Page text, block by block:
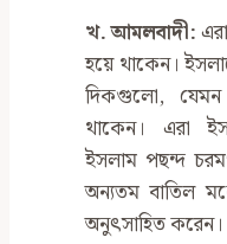
খ. আমলবাদী:
হয়ে থাকেন।
দিকগুলো, যেমন
থাকেন। এরা
ইসলাম পছন্দ
অন্যতম বাতিল
অনুৎসাহিত করেন।